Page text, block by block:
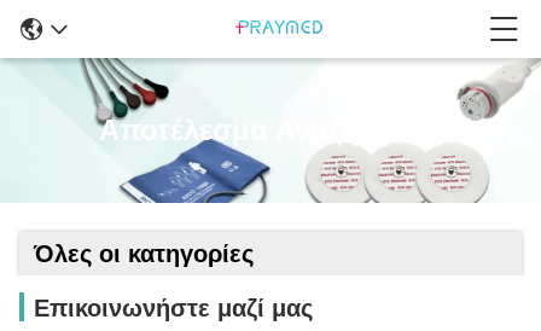
Αποτέλεσμα Αναζήτησης
Όλες οι κατηγορίες
Επικοινωνήστε μαζί μας